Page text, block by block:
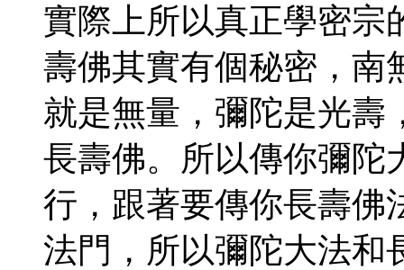
實際上所以真正學密宗
壽佛其實有個秘密，南
就是無量，彌陀是光壽
長壽佛。所以傳你彌陀
行，跟著要傳你長壽佛
法門，所以彌陀大法和